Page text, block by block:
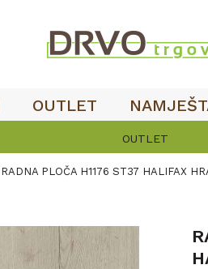
OUTLET
OUTLET
RADNA PLOČA H1176 ST37 HALIFAX